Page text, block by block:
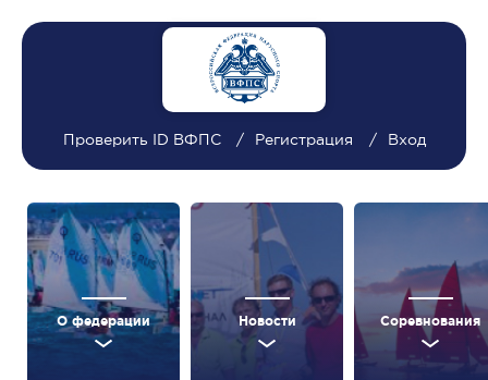
Проверить ID ВФПС Регистрация Вход
О федерации Новости Соревнования